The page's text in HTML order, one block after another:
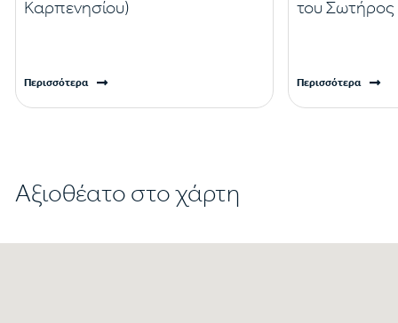
Καρπενησίου)
Περισσότερα
του
Περισσότερα
Αξιοθέατο στο χάρτη